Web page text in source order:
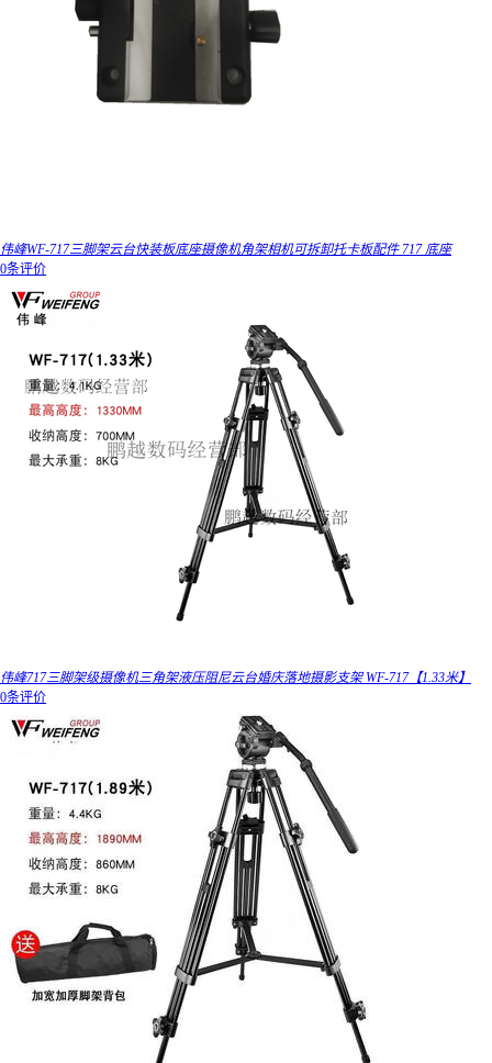
伟峰WF-717三脚架云台快装板底座摄像机角架相机可拆卸托卡板配件 717 底座
0条评价
伟峰717三脚架级摄像机三角架液压阻尼云台婚庆落地摄影支架 WF-717【1.33米】
0条评价